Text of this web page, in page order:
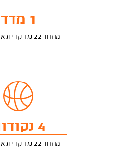
1 מדד
מחזור 22 נגד קריית אתא בחוץ
4 נקודות
מחזור 22 נגד קריית אתא בחוץ